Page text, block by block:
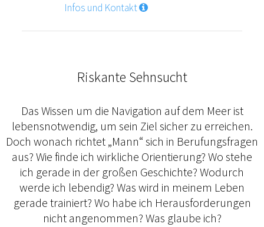
Infos und Kontakt
Riskante Sehnsucht
Das Wissen um die Navigation auf dem Meer ist
lebensnotwendig, um sein Ziel sicher zu erreichen.
Doch wonach richtet „Mann“ sich in Berufungsfragen
aus? Wie finde ich wirkliche Orientierung? Wo stehe
ich gerade in der großen Geschichte? Wodurch
werde ich lebendig? Was wird in meinem Leben
gerade trainiert? Wo habe ich Herausforderungen
nicht angenommen? Was glaube ich?